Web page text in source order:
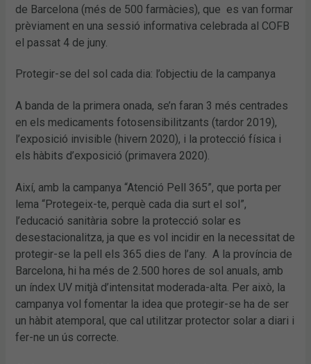
de Barcelona (més de 500 farmàcies), que es van formar
prèviament en una sessió informativa celebrada al COFB
el passat 4 de juny.
Protegir-se del sol cada dia: l’objectiu de la campanya
A banda de la primera onada, se’n faran 3 més centrades
en els medicaments fotosensibilitzants (tardor 2019),
l’exposició invisible (hivern 2020), i la protecció física i
els hàbits d’exposició (primavera 2020).
Així, amb la campanya “Atenció Pell 365”, que porta per
lema “Protegeix-te, perquè cada dia surt el sol”,
l’educació sanitària sobre la protecció solar es
desestacionalitza, ja que es vol incidir en la necessitat de
protegir-se la pell els 365 dies de l’any. A la província de
Barcelona, hi ha més de 2.500 hores de sol anuals, amb
un índex UV mitjà d’intensitat moderada-alta. Per això, la
campanya vol fomentar la idea que protegir-se ha de ser
un hàbit atemporal, que cal utilitzar protector solar a diari i
fer-ne un ús correcte.